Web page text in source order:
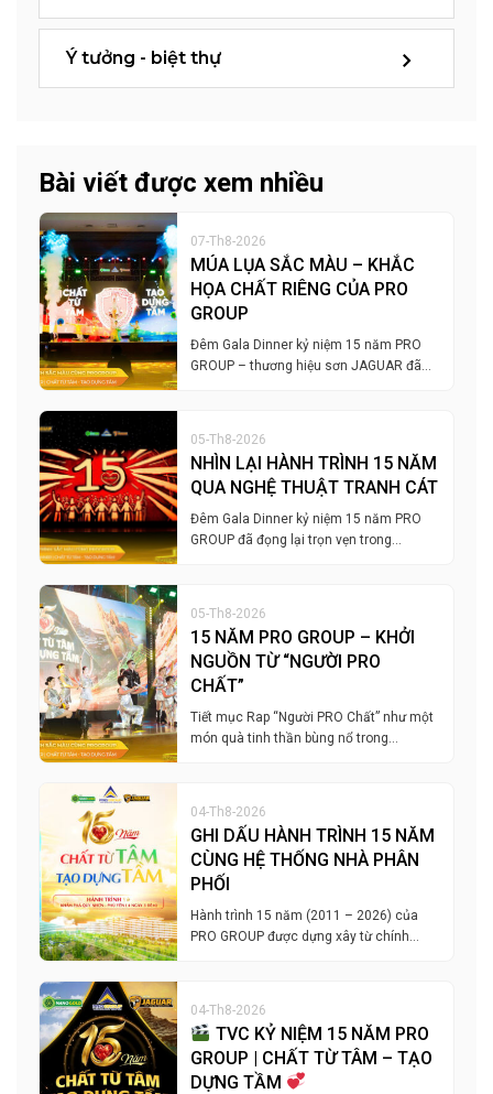
Ý tưởng - biệt thự
Bài viết được xem nhiều
07-Th8-2026
MÚA LỤA SẮC MÀU – KHẮC
HỌA CHẤT RIÊNG CỦA PRO
GROUP
Đêm Gala Dinner kỷ niệm 15 năm PRO
GROUP – thương hiệu sơn JAGUAR đã…
05-Th8-2026
NHÌN LẠI HÀNH TRÌNH 15 NĂM
QUA NGHỆ THUẬT TRANH CÁT
Đêm Gala Dinner kỷ niệm 15 năm PRO
GROUP đã đọng lại trọn vẹn trong…
05-Th8-2026
15 NĂM PRO GROUP – KHỞI
NGUỒN TỪ “NGƯỜI PRO
CHẤT”
Tiết mục Rap “Người PRO Chất” như một
món quà tinh thần bùng nổ trong…
04-Th8-2026
GHI DẤU HÀNH TRÌNH 15 NĂM
CÙNG HỆ THỐNG NHÀ PHÂN
PHỐI
Hành trình 15 năm (2011 – 2026) của
PRO GROUP được dựng xây từ chính…
04-Th8-2026
TVC KỶ NIỆM 15 NĂM PRO
GROUP | CHẤT TỪ TÂM – TẠO
DỰNG TẦM